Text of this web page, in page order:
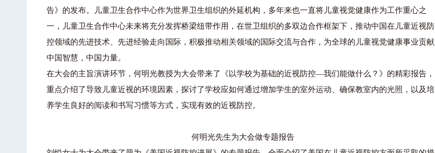
告》的发布。儿童卫生合作中心作为世界卫生组织的外延机构，多年来也一直将儿童视觉健康作为工作重心之
一，儿童卫生合作中心未来将充分发挥桥梁纽带作用，在世卫组织的多双边合作框架下，推动中国在儿童近视防
控领域的先进技术、先进经验走向国际，积极推动相关领域的国际交流与合作，为全球的儿童视觉健康事业贡献
中国智慧，中国力量。
在大会的主旨演讲环节，何明光教授为大会带来了《以学校为基础的近视防控—我们能做什么？》的精彩报告，
重点介绍了导致儿童近视的环境因素，探讨了学校应如何通过增加学生的室外运动、确保教室内的光照，以及培
养学生良好的阅读和书写习惯等方式，实现有效的近视防控。
何明光先生为大会做专题报告